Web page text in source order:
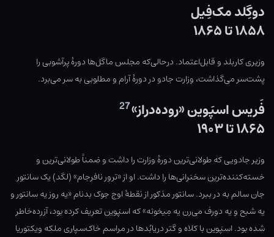
دوگِلد مک‌فِیل
۱۸۵۸ تا ۱۸۶۵
وزیری کاربلد و قابل‌اعتماد. درحالی‌که مجلس ماگل‌ها دورهٔ پرآشوبی را
پشت‌سر می‌گذاشت، وزارت جادو در دورهٔ آرام و مطلوبی به سر می‌برد.
فَریس اسپَوین «روده‌دراز»27
۱۸۶۵ تا ۱۹۰۳
وزیر جادویی که طولانی‌ترین دورهٔ وزارت را داشت و ضمناً طولانی‌ترین و
خسته‌کننده‌ترین سخنرانی‌ها را داشت. او از «ترور نافرجام» (لگد) یک سانتور
جان سالم به در ببرد. سانتور مذکور از نقطهٔ اوج جوک بدنام «یه روز یه سانتور و
یه شبح و یه دورف می‌رن یه مِیخونه» که اسپَوین تعریف کرده بود، آزرده‌خاطر
شده بود. اسپَوین با کلاه و گتر دریابُدها در مراسم خاک‌سپاری ملکه ویکتوریا